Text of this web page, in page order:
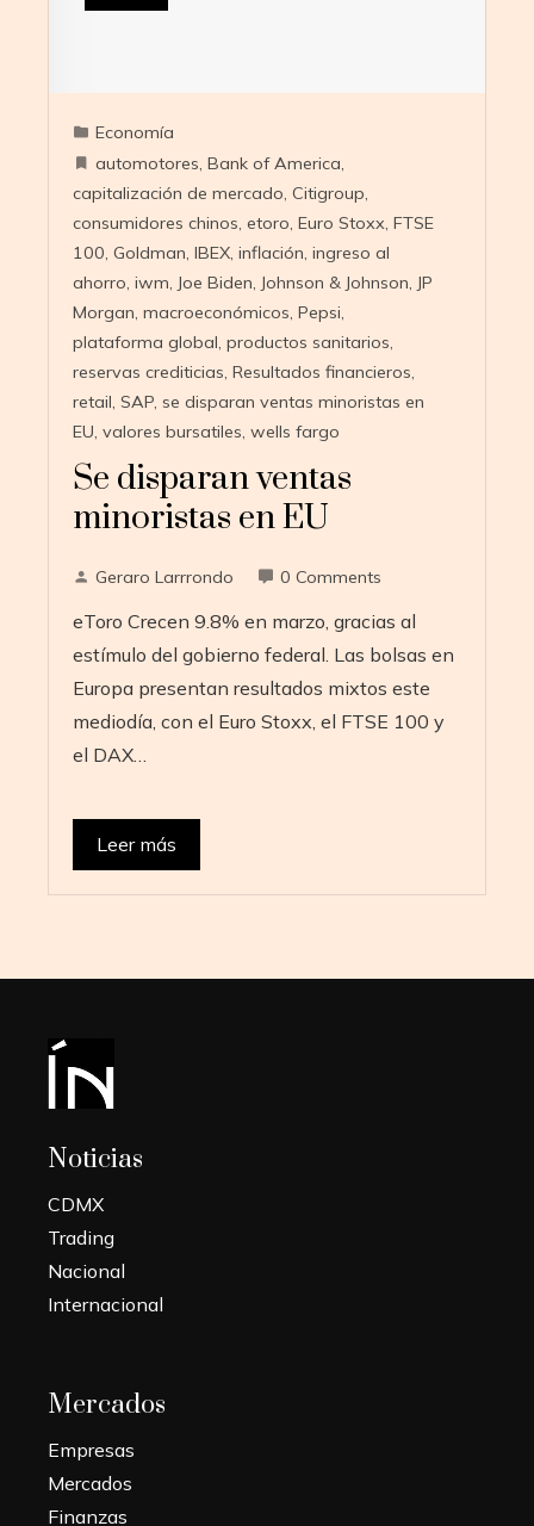
Economía
automotores, Bank of America,
capitalización de mercado, Citigroup,
consumidores chinos, etoro, Euro Stoxx, FTSE
100, Goldman, IBEX, inflación, ingreso al
ahorro, iwm, Joe Biden, Johnson & Johnson, JP
Morgan, macroeconómicos, Pepsi,
plataforma global, productos sanitarios,
reservas crediticias, Resultados financieros,
retail, SAP, se disparan ventas minoristas en
EU, valores bursatiles, wells fargo
Se disparan ventas
minoristas en EU
Geraro Larrrondo 0 Comments
eToro Crecen 9.8% en marzo, gracias al
estímulo del gobierno federal. Las bolsas en
Europa presentan resultados mixtos este
mediodía, con el Euro Stoxx, el FTSE 100 y
el DAX…
Leer más
Noticias
CDMX
Trading
Nacional
Internacional
Mercados
Empresas
Mercados
Finanzas